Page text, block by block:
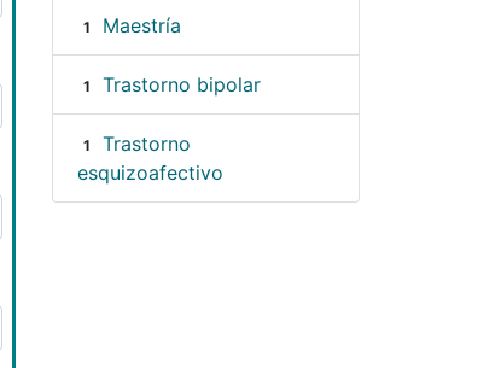
1 Maestría
1 Trastorno bipolar
1
Trastorno
esquizoafectivo